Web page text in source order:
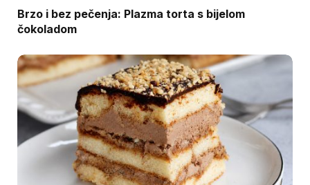
Brzo i bez pečenja: Plazma torta s bijelom
čokoladom